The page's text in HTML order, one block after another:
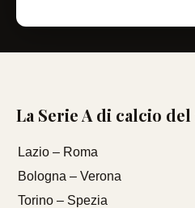
La Serie A di calcio del
Lazio – Roma
Bologna – Verona
Torino – Spezia